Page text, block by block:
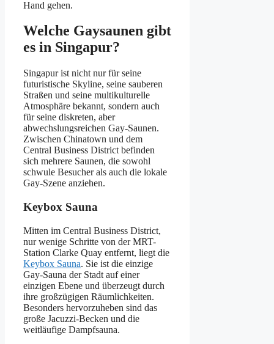
Hand gehen.
Welche Gaysaunen gibt
es in Singapur?
Singapur ist nicht nur für seine
futuristische Skyline, seine sauberen
Straßen und seine multikulturelle
Atmosphäre bekannt, sondern auch
für seine diskreten, aber
abwechslungsreichen Gay-Saunen.
Zwischen Chinatown und dem
Central Business District befinden
sich mehrere Saunen, die sowohl
schwule Besucher als auch die lokale
Gay-Szene anziehen.
Keybox Sauna
Mitten im Central Business District,
nur wenige Schritte von der MRT-
Station Clarke Quay entfernt, liegt die
Keybox Sauna. Sie ist die einzige
Gay-Sauna der Stadt auf einer
einzigen Ebene und überzeugt durch
ihre großzügigen Räumlichkeiten.
Besonders hervorzuheben sind das
große Jacuzzi-Becken und die
weitläufige Dampfsauna.